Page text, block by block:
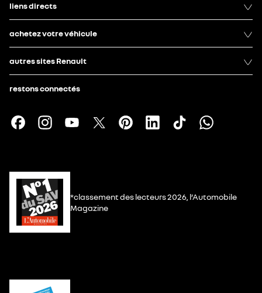
liens directs
achetez votre véhicule
autres sites Renault
restons connectés
*classement des lecteurs 2026, l’Automobile
Magazine